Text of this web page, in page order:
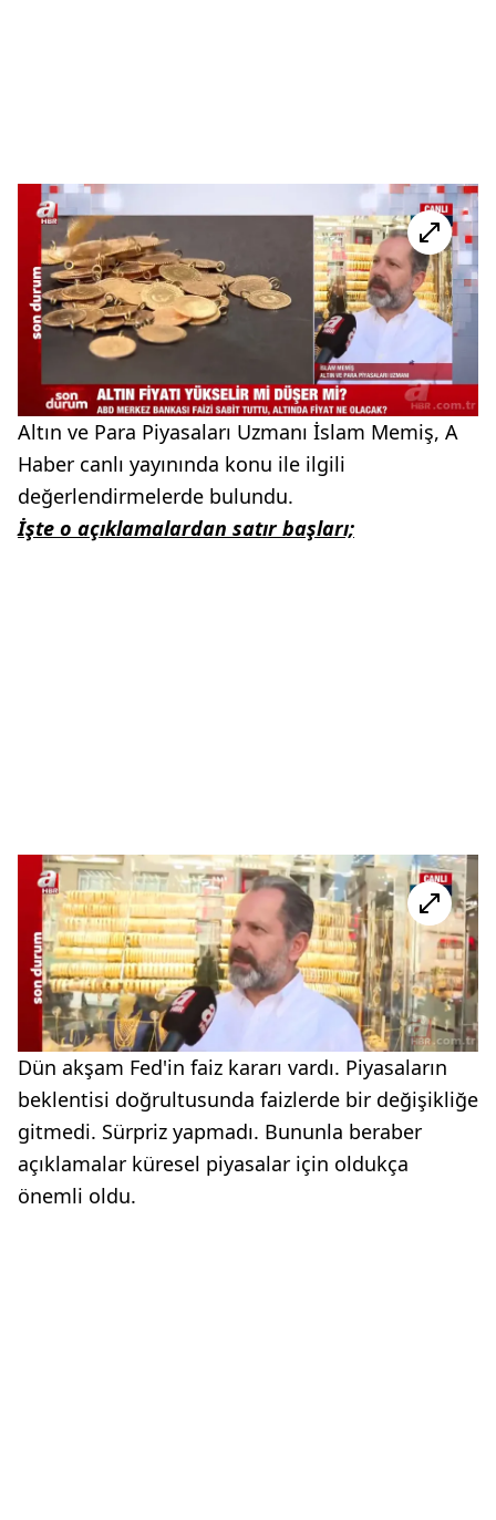
Altın ve Para Piyasaları Uzmanı İslam Memiş, A
Haber canlı yayınında konu ile ilgili
değerlendirmelerde bulundu.
İşte o açıklamalardan satır başları;
Dün akşam Fed'in faiz kararı vardı. Piyasaların
beklentisi doğrultusunda faizlerde bir değişikliğe
gitmedi. Sürpriz yapmadı. Bununla beraber
açıklamalar küresel piyasalar için oldukça
önemli oldu.